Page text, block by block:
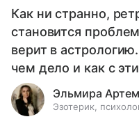
Как ни странно,
становится
верит в
чем дело и как с
Эльмира
Эзотерик,